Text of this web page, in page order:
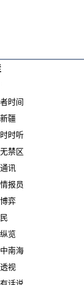
时间
疆
时听
禁区
讯
报员
弈
览
南海
视